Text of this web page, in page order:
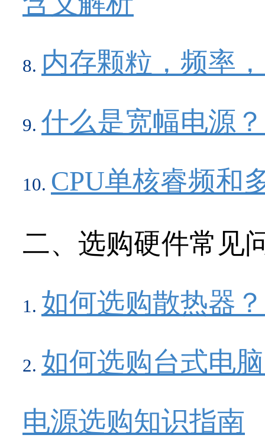
内存颗粒，频率
什么是宽幅电源
CPU单核睿频和
二、选购硬件常见
如何选购散热器
如何选购台式电
电源选购知识指南